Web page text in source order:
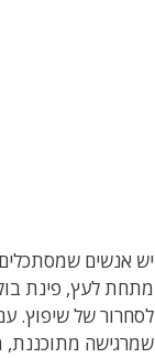
יש אנשים
מתחת לעץ, פינת
לסחרור של שיפוץ.
שמרגישה מתוכננת,